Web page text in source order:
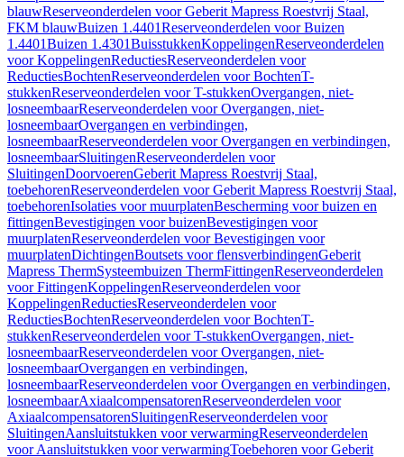
blauwReserveonderdelen voor Geberit Mapress Roestvrij Staal,
FKM blauwBuizen 1.4401Reserveonderdelen voor Buizen
1.4401Buizen 1.4301BuisstukkenKoppelingenReserveonderdelen
voor KoppelingenReductiesReserveonderdelen voor
ReductiesBochtenReserveonderdelen voor BochtenT-
stukkenReserveonderdelen voor T-stukkenOvergangen, niet-
losneembaarReserveonderdelen voor Overgangen, niet-
losneembaarOvergangen en verbindingen,
losneembaarReserveonderdelen voor Overgangen en verbindingen,
losneembaarSluitingenReserveonderdelen voor
SluitingenDoorvoerenGeberit Mapress Roestvrij Staal,
toebehorenReserveonderdelen voor Geberit Mapress Roestvrij Staal,
toebehorenIsolaties voor muurplatenBescherming voor buizen en
fittingenBevestigingen voor buizenBevestigingen voor
muurplatenReserveonderdelen voor Bevestigingen voor
muurplatenDichtingenBoutsets voor flensverbindingenGeberit
Mapress ThermSysteembuizen ThermFittingenReserveonderdelen
voor FittingenKoppelingenReserveonderdelen voor
KoppelingenReductiesReserveonderdelen voor
ReductiesBochtenReserveonderdelen voor BochtenT-
stukkenReserveonderdelen voor T-stukkenOvergangen, niet-
losneembaarReserveonderdelen voor Overgangen, niet-
losneembaarOvergangen en verbindingen,
losneembaarReserveonderdelen voor Overgangen en verbindingen,
losneembaarAxiaalcompensatorenReserveonderdelen voor
AxiaalcompensatorenSluitingenReserveonderdelen voor
SluitingenAansluitstukken voor verwarmingReserveonderdelen
voor Aansluitstukken voor verwarmingToebehoren voor Geberit